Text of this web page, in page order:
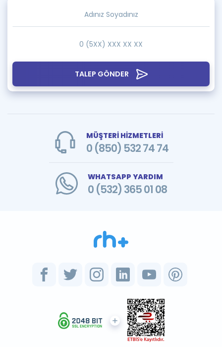
TALEP GÖNDER
MÜŞTERİ HİZMETLERİ
0 (850) 532 74 74
WHATSAPP YARDIM
0 (532) 365 01 08